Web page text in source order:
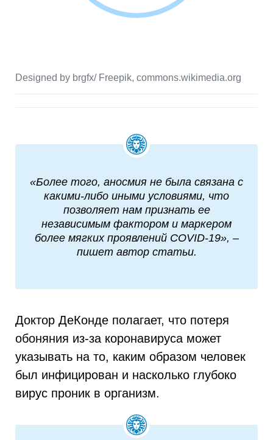
Designed by brgfx/ Freepik, commons.wikimedia.org
«Более того, аносмия не была связана с
какими-либо иными условиями, что
позволяет нам признать ее
независимым фактором и маркером
более мягких проявлений COVID-19», –
пишет автор статьи.
Доктор ДеКонде полагает, что потеря
обоняния из-за коронавируса может
указывать на то, каким образом человек
был инфицирован и насколько глубоко
вирус проник в организм.